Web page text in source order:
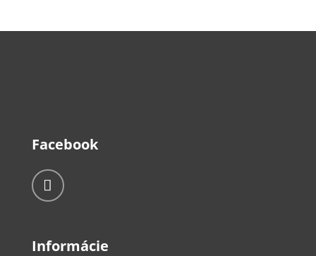
Facebook
Informácie